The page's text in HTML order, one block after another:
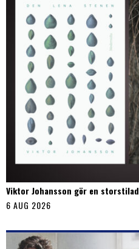
Viktor Johansson gör en
6 AUG 2026